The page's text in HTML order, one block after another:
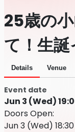
25歳の
て！生誕
Details Venue
Event date
Jun 3 (Wed)
Doors Open:
Jun 3 (Wed) 18:30